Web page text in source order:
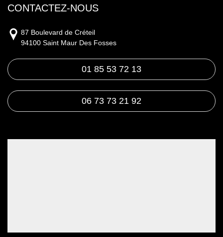
CONTACTEZ-NOUS
87 Boulevard de Créteil
94100 Saint Maur Des Fosses
01 85 53 72 13
06 73 73 21 92